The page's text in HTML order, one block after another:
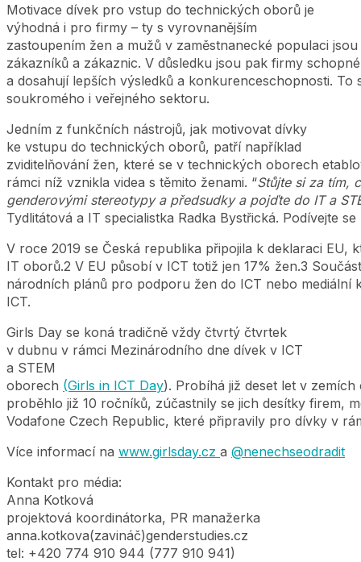
Motivace dívek pro vstup do technických oborů je
výhodná i pro firmy – ty s vyrovnanějším
zastoupením žen a mužů v zaměstnanecké populaci
zákazníků a zákaznic. V důsledku jsou pak firmy
a dosahují lepších výsledků a konkurenceschopnosti.
soukromého i veřejného sektoru.
Jedním z funkčních nástrojů, jak motivovat dívky
ke vstupu do technických oborů, patří například
zviditelňování žen, které se v technických oborech
rámci níž vznikla videa s těmito ženami. “Stůjte si za tím,
genderovými stereotypy a předsudky a pojďte do IT a
Tydlitátová a IT specialistka Radka Bystřická. Podívejte
V roce 2019 se Česká republika připojila k deklaraci
IT oborů.2 V EU působí v ICT totiž jen 17% žen.3
národních plánů pro podporu žen do ICT nebo
ICT.
Girls Day se koná tradičně vždy čtvrtý čtvrtek
v dubnu v rámci Mezinárodního dne dívek v ICT
a STEM
oborech (Girls in ICT Day). Probíhá již deset let v
proběhlo již 10 ročníků, zúčastnily se jich desítky firem,
Vodafone Czech Republic, které připravily pro dívky v
Více informací na www.girlsday.cz a @nenechseodradit
Kontakt pro média:
Anna Kotková
projektová koordinátorka, PR manažerka
anna.kotkova(zavináč)genderstudies.cz
tel: +420 774 910 944 (777 910 941)